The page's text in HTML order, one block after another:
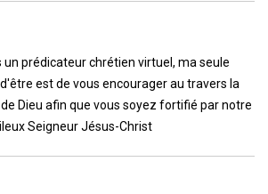
un prédicateur chrétien virtuel, ma seule
est de vous encourager au travers la
Dieu afin que vous soyez fortifié par notre
Seigneur Jésus-Christ